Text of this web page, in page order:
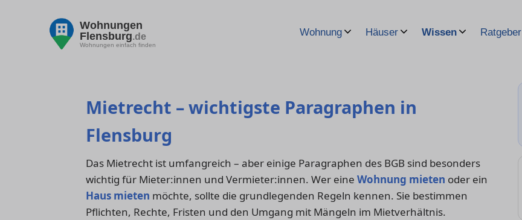
Wohnungen
Flensburg.de
Wohnungen einfach finden
Wohnung Häuser Wissen Ratgeber
Mietrecht – wichtigste Paragraphen in
Flensburg
Das Mietrecht ist umfangreich – aber einige Paragraphen des BGB sind besonders
wichtig für Mieter:innen und Vermieter:innen. Wer eine Wohnung mieten oder ein
Haus mieten möchte, sollte die grundlegenden Regeln kennen. Sie bestimmen
Pflichten, Rechte, Fristen und den Umgang mit Mängeln im Mietverhältnis.